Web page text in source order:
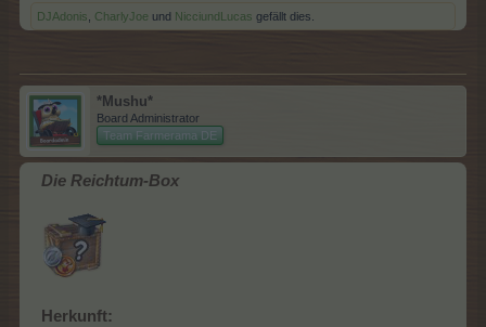
DJAdonis CharlyJoe und NicciundLucas gefällt dies.
*Mushu*
Board Administrator
Team Farmerama DE
Die Reichtum-Box
Herkunft: